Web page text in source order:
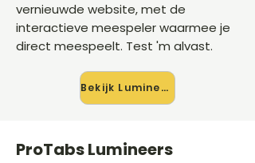
vernieuwde website, met de
interactieve meespeler waarmee je
direct meespeelt. Test 'm alvast.
Bekijk Lumineers →
ProTabs Lumineers